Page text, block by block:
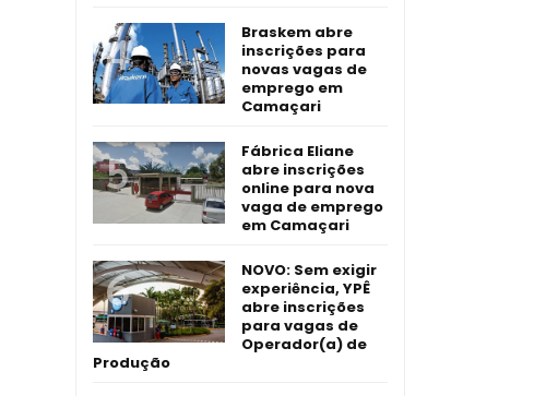
Braskem abre
inscrições para
novas vagas de
emprego em
Camaçari
Fábrica Eliane
abre inscrições
online para nova
vaga de emprego
em Camaçari
NOVO: Sem exigir
experiência, YPÊ
abre inscrições
para vagas de
Operador(a) de
Produção